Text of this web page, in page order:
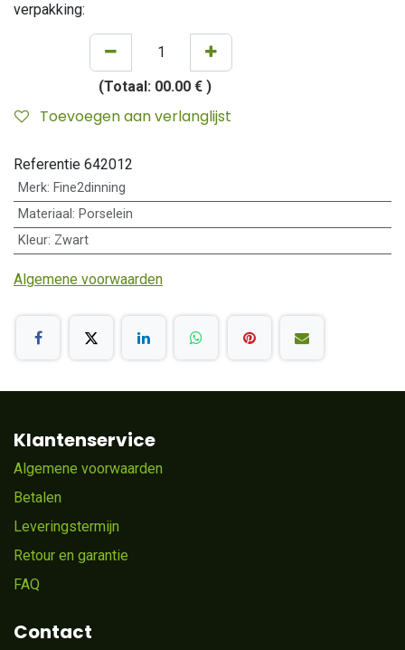
verpakking:
(Totaal: 00.00 € )
Toevoegen aan verlanglijst
Referentie 642012
Merk: Fine2dinning
Materiaal : Porselein
Kleur: Zwart
Algemene voorwaarden
Klantenservice
Algemene voorwaarden
Betalen
Leveringstermijn
Retour en garantie
FAQ
Contact